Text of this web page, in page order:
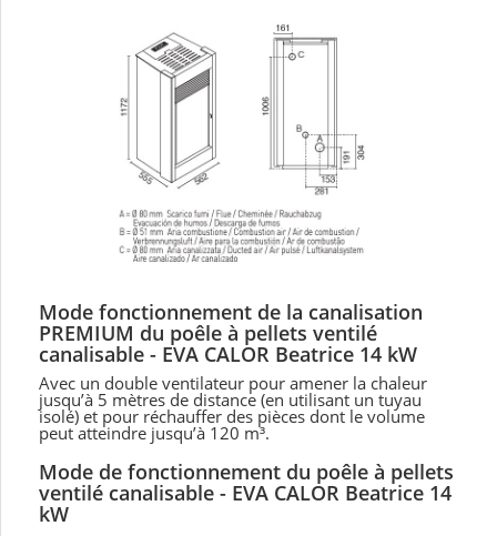
Mode fonctionnement de la canalisation
PREMIUM du poêle à pellets ventilé
canalisable - EVA CALOR Beatrice 14 kW
Avec un double ventilateur pour amener la chaleur
jusqu’à 5 mètres de distance (en utilisant un tuyau
isolé) et pour réchauffer des pièces dont le volume
peut atteindre jusqu’à 120 m³.
Mode de fonctionnement du poêle à pellets
ventilé canalisable - EVA CALOR Beatrice 14
kW